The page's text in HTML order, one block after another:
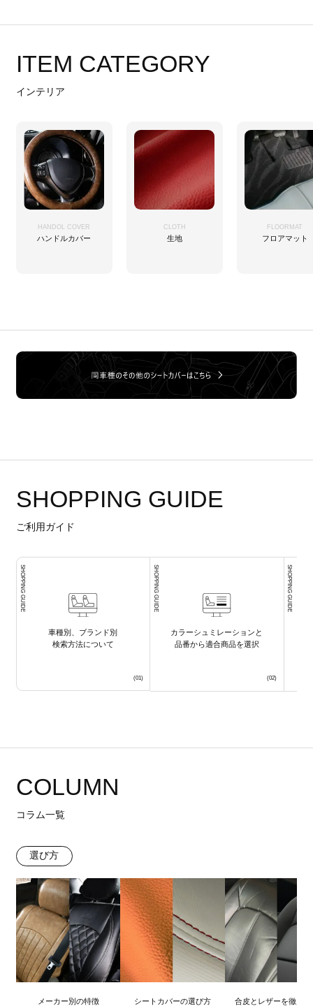
ITEM CATEGORY
インテリア
HANDOL COVER
ハンドルカバー
CLOTH
生地
FLOORMAT
フロアマット
SHOPPING GUIDE
ご利用ガイド
SHOPPING GUIDE
車種別、ブランド別
検索方法について
SHOPPING GUIDE
カラーシュミレーションと
品番から適合商品を選択
SHOPPING GUIDE
COLUMN
コラム一覧
選び方
メーカー別の特徴 シートカバーの選び方 合皮とレザーを徹底比